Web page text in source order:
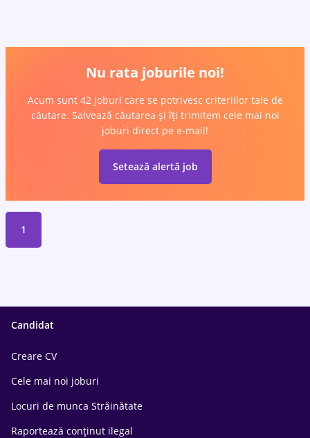
Nu rata joburile noi!
Acum sunt 42 joburi care se potrivesc criteriilor tale de
căutare. Salvează căutarea și îți trimitem cele mai noi
joburi direct pe e-mail!
Setează alertă job
1
Candidat
Creare CV
Cele mai noi joburi
Locuri de munca Străinătate
Raportează conținut ilegal